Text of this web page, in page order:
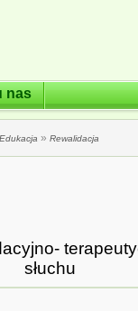
nas
Edukacja » Rewalidacja
słuchu